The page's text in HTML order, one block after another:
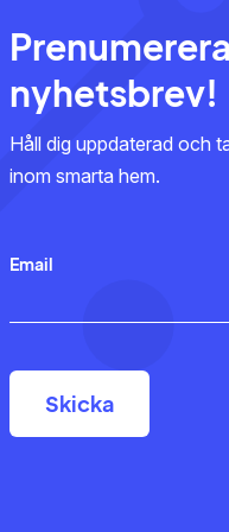
nyhetsbrev!
Håll dig uppdaterad och
inom smarta hem.
Email